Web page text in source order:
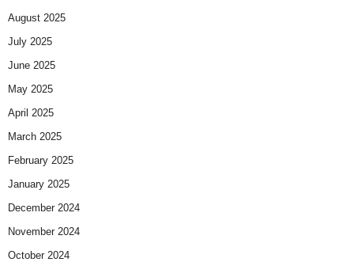
August 2025
July 2025
June 2025
May 2025
April 2025
March 2025
February 2025
January 2025
December 2024
November 2024
October 2024